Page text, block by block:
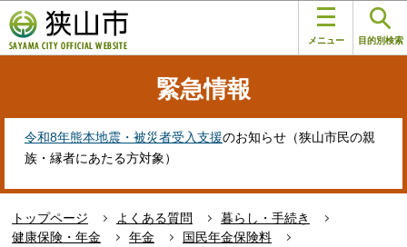
の
ペ
す
メニュー 目的別検索
緊急情報
令和8年熊本地震・被災者受入支援のお知らせ（狭山市民の親
族・縁者にあたる方対象）
トップページ よくある質問
暮らし・手続き
健康保険・年金
年金
国民年金保険料